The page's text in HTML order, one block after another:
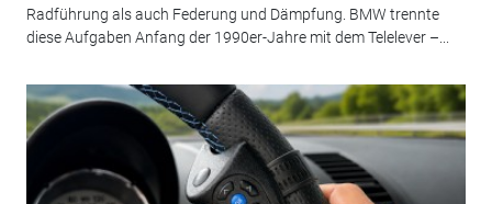
Radführung als auch Federung und Dämpfung. BMW trennte
diese Aufgaben Anfang der 1990er-Jahre mit dem Telelever –...